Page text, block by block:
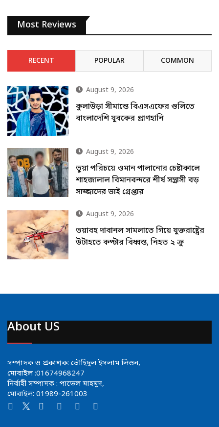
Most Reviews
RECENT POPULAR COMMON
August 9, 2026
কুলাউড়া সীমান্তে বিএসএফের গুলিতে
বাংলাদেশি যুবকের প্রাণহানি
August 9, 2026
ভুয়া পরিচয়ে ওমান পালানোর চেষ্টাকালে
শাহজালাল বিমানবন্দরে শীর্ষ সন্ত্রাসী বড়
সাজ্জাদের ভাই গ্রেপ্তার
August 9, 2026
ভয়াবহ দাবানল সামলাতে গিয়ে যুক্তরাষ্ট্রের
উটাহতে কপ্টার বিধ্বস্ত, নিহত ২ ক্রু
About US
সম্পাদক ও প্রকাশক: তৌহিদুল ইসলাম লিওন,
মোবাইল :01674968247
নির্বাহী সম্পাদক : পাভেল মাহমুদ,
মোবাইল: 01989-261003